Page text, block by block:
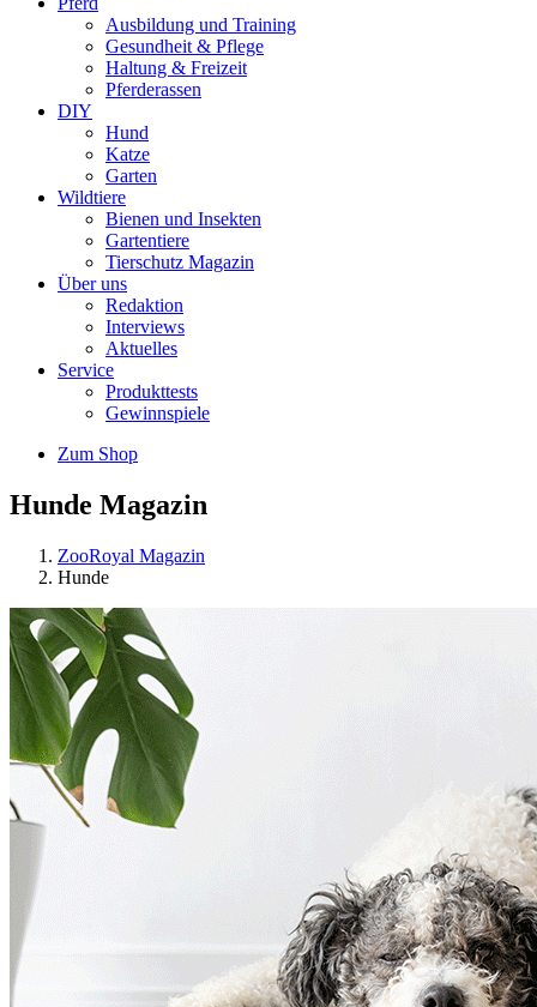
Ausbildung und Training
Gesundheit & Pflege
Haltung & Freizeit
Pferderassen
DIY
Hund
Katze
Garten
Wildtiere
Bienen und Insekten
Gartentiere
Tierschutz Magazin
Über uns
Redaktion
Interviews
Aktuelles
Service
Produkttests
Gewinnspiele
Zum Shop
Hunde Magazin
ZooRoyal Magazin
Hunde